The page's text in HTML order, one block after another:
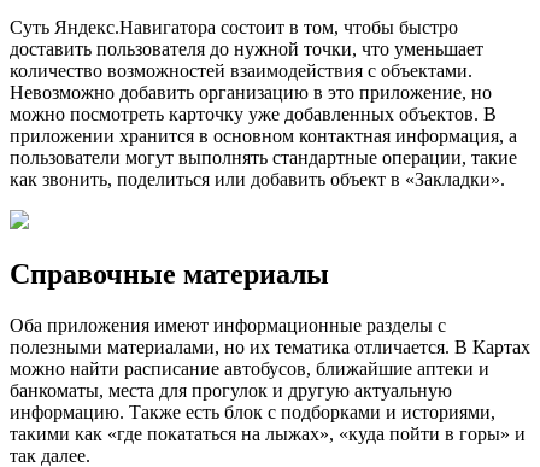
Суть Яндекс.Нaвигатора состоит в том, чтобы быстро
доставить пользователя до нужной точки, что уменьшает
количество возможностей взаимодействия с объектами.
Невозможно добавить организацию в это приложение, но
можно посмотреть карточку уже добавленных объектов. В
приложении хранится в основном контактная информация, а
пользователи могут выполнять стандартные операции, такие
как звонить, поделиться или добавить объект в «Закладки».
Справочные материалы
Оба приложения имеют информационные разделы с
полезными материалами, но их тематика отличается. В Картах
можно найти расписание автобусов, ближайшие аптеки и
банкоматы, места для прогулок и другую актуальную
информацию. Также есть блок с подборками и историями,
такими как «где покататься на лыжах», «куда пойти в горы» и
так далее.